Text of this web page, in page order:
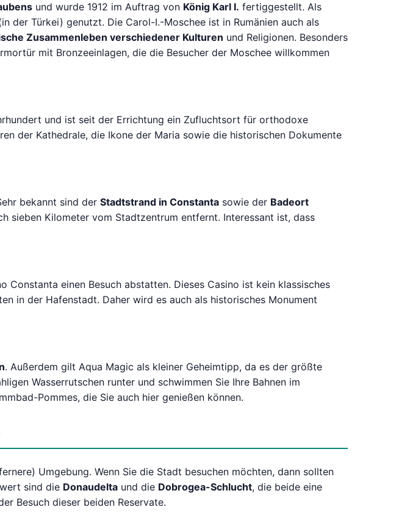
und wurde 1912 im Auftrag von König Karl I. fertiggestellt. Als
der Türkei) genutzt. Die Carol-I.-Moschee ist in Rumänien auch als
Zusammenleben verschiedener Kulturen und Religionen. Besonders
mit Bronzeeinlagen, die die Besucher der Moschee willkommen
und ist seit der Errichtung ein Zufluchtsort für orthodoxe
der Kathedrale, die Ikone der Maria sowie die historischen Dokumente
bekannt sind der Stadtstrand in Constanta sowie der Badeort
sieben Kilometer vom Stadtzentrum entfernt. Interessant ist, dass
Constanta einen Besuch abstatten. Dieses Casino ist kein klassisches
in der Hafenstadt. Daher wird es auch als historisches Monument
. Außerdem gilt Aqua Magic als kleiner Geheimtipp, da es der größte
Wasserrutschen runter und schwimmen Sie Ihre Bahnen im
Pommes, die Sie auch hier genießen können.
Umgebung. Wenn Sie die Stadt besuchen möchten, dann sollten
sind die Donaudelta und die Dobrogea-Schlucht, die beide eine
Besuch dieser beiden Reservate.